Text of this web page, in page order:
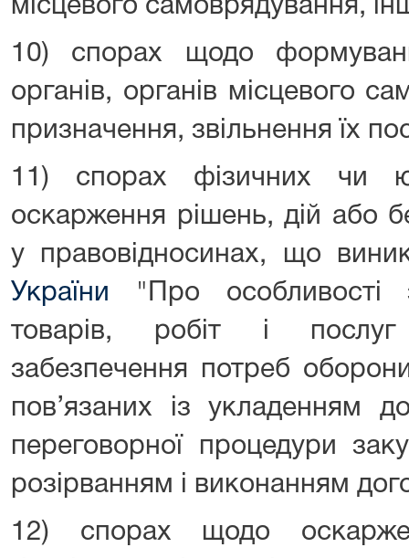
місцевого самоврядування,
10) спорах щодо
органів, органів місцевого
призначення, звільнення їх
11) спорах фізичних чи
оскарження рішень, дій або
у правовідносинах, що
України "Про особливості
товарів, робіт і
забезпечення потреб
пов’язаних із укладенням
переговорної процедури
розірванням і виконанням
12) спорах щодо